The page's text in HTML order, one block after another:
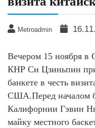
Metroadmin
Вечером 15 ноября в
КНР Си Цзиньпин
банкете в честь
США.Перед началом
Калифорнии Гэвин
майку местного